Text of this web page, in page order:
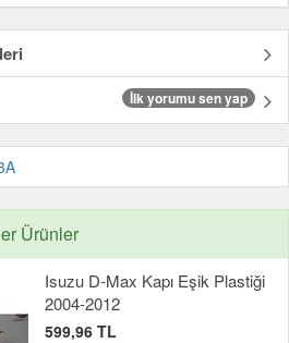
İlk yorumu sen yap
Ürünler
Isuzu D-Max Kapı Eşik Plastiği
2004-2012
599,96 TL